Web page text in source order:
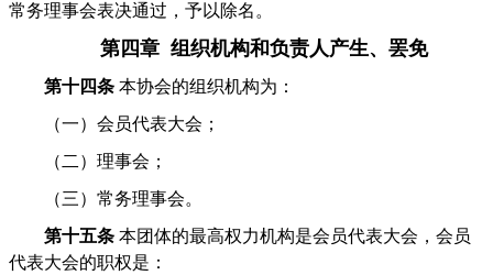
常务理事会表决通过，予以除名。
第四章 组织机构和负责人产生、罢免
第十四条 本协会的组织机构为：
（一）会员代表大会；
（二）理事会；
（三）常务理事会。
第十五条 本团体的最高权力机构是会员代表大会，会员
代表大会的职权是：